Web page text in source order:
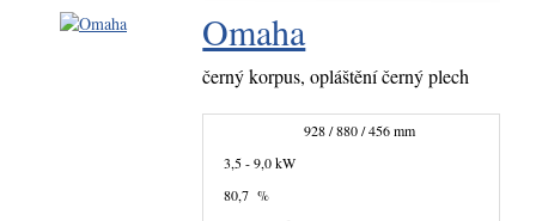
Omaha
černý korpus, opláštění černý plech
928 / 880 / 456 mm
3,5 - 9,0 kW
80,7 %